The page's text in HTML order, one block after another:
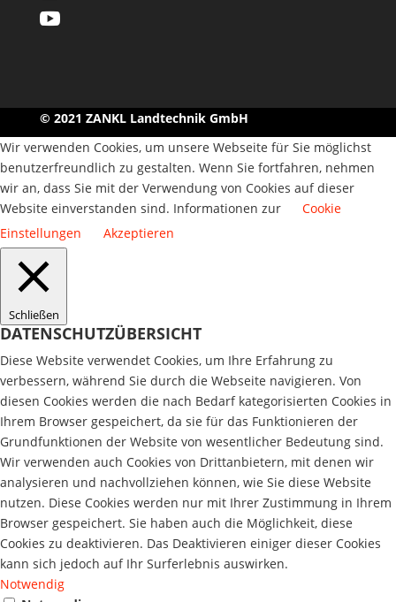

© 2021 ZANKL Landtechnik GmbH
Wir verwenden Cookies, um unsere Webseite für Sie möglichst
benutzerfreundlich zu gestalten. Wenn Sie fortfahren, nehmen
wir an, dass Sie mit der Verwendung von Cookies auf dieser
Website einverstanden sind. Informationen zur
Cookie
Einstellungen
Akzeptieren
Schließen
DATENSCHUTZÜBERSICHT
Diese Website verwendet Cookies, um Ihre Erfahrung zu
verbessern, während Sie durch die Webseite navigieren. Von
diesen Cookies werden die nach Bedarf kategorisierten Cookies in
Ihrem Browser gespeichert, da sie für das Funktionieren der
Grundfunktionen der Website von wesentlicher Bedeutung sind.
Wir verwenden auch Cookies von Drittanbietern, mit denen wir
analysieren und nachvollziehen können, wie Sie diese Website
nutzen. Diese Cookies werden nur mit Ihrer Zustimmung in Ihrem
Browser gespeichert. Sie haben auch die Möglichkeit, diese
Cookies zu deaktivieren. Das Deaktivieren einiger dieser Cookies
kann sich jedoch auf Ihr Surferlebnis auswirken.
Notwendig